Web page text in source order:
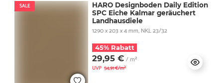
SALE
HARO Designboden Daily Edition
SPC Eiche Kalmar geräuchert
Landhausdiele
1290 x 203 x 4 mm, NKL 23/32
45% Rabatt
29,95 € / m²
UVP 54,91 €/m²